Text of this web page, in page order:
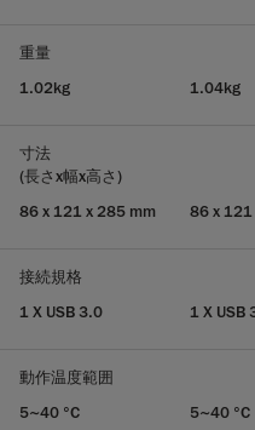
重量
1.02kg
1.04kg
寸法
(長さx幅x高さ)
86 x 121 x 285 mm
86 x
接続規格
1 X USB 3.0
1 X USB
動作温度範囲
5~40 °C
5~40 °C